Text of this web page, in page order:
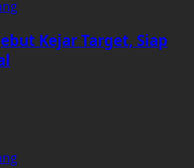
Kejar Target, Siap